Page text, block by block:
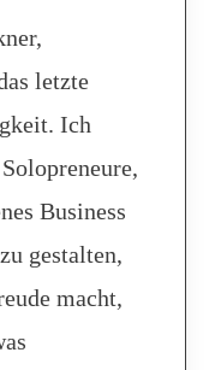
letzte
Ich
Business
gestalten,
macht,